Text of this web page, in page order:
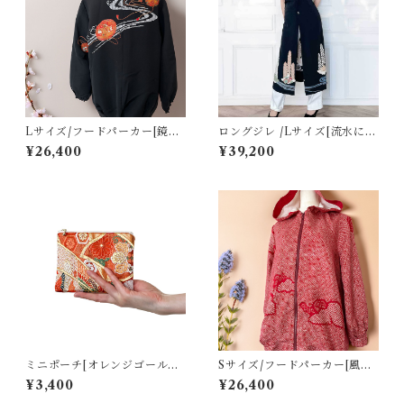
Lサイズ/フードパーカー[鏡裏
模様 黒絵羽織]
¥26,400
ロングジレ /Lサイズ[流水に上
り藤黒留袖]
¥39,200
ミニポーチ[オレンジゴールド
に熨斗と鶴花模様]
¥3,400
Sサイズ/フードパーカー[風景
模様えんじ色総絞り羽織]
¥26,400